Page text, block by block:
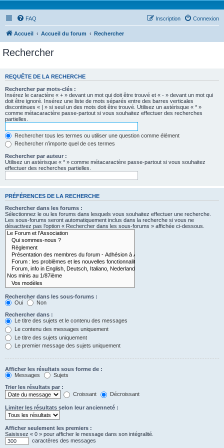
FAQ Connexion
Inscription
Accueil Accueil du forum Rechercher
Rechercher
REQUÊTE DE LA RECHERCHE
Rechercher par mots-clés :
Insérez le caractère « + » devant un mot qui doit être trouvé et « - » devant un mot qui
doit être ignoré. Insérez une liste de mots séparés entre des barres verticales
discontinues « | » si seul un des mots doit être trouvé. Utilisez un astérisque « * »
comme métacaractère passe-partout si vous souhaitez effectuer des recherches
partielles.
Rechercher tous les termes ou utiliser une question comme élément
Rechercher n’importe quel de ces termes
Rechercher par auteur :
Utilisez un astérisque « * » comme métacaractère passe-partout si vous souhaitez
effectuer des recherches partielles.
PRÉFÉRENCES DE LA RECHERCHE
Rechercher dans les forums :
Sélectionnez le ou les forums dans lesquels vous souhaitez effectuer une recherche.
Les sous-forums seront automatiquement inclus dans la recherche si vous ne
désactivez pas l’option « Rechercher dans les sous-forums » affichée ci-dessous.
Rechercher dans les sous-forums :
Oui
Non
Rechercher dans :
Le titre des sujets et le contenu des messages
Le contenu des messages uniquement
Le titre des sujets uniquement
Le premier message des sujets uniquement
Afficher les résultats sous forme de :
Messages
Sujets
Trier les résultats par :
Croissant
Décroissant
Limiter les résultats selon leur ancienneté :
Afficher seulement les premiers :
Saisissez « 0 » pour afficher le message dans son intégralité.
caractères des messages